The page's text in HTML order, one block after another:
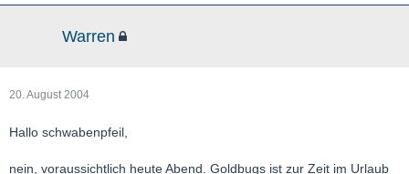
Warren
20. August 2004
Hallo schwabenpfeil,
nein, voraussichtlich heute Abend. Goldbugs ist zur Zeit im Urlaub